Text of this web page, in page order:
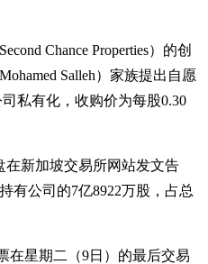
Chance Properties）的创
Salleh）家族提出自愿
私有化，收购价为每股0.30
在新加坡交易所网站发文告
有公司的7亿8922万股，占总
在星期二（9日）的最后交易